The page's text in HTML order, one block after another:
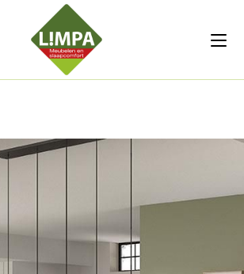
Regenschut
Fettsauren Dekemax Kapselmed
Netzfenste Insektensc